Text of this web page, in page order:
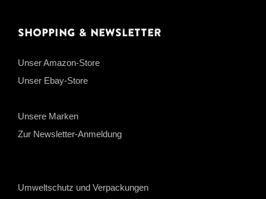
Shopping & Newsletter
Unser Amazon-Store
Unser Ebay-Store
Unsere Marken
Zur Newsletter-Anmeldung
Umweltschutz und Verpackungen